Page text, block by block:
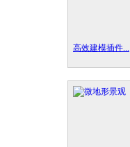
高效建模插件...